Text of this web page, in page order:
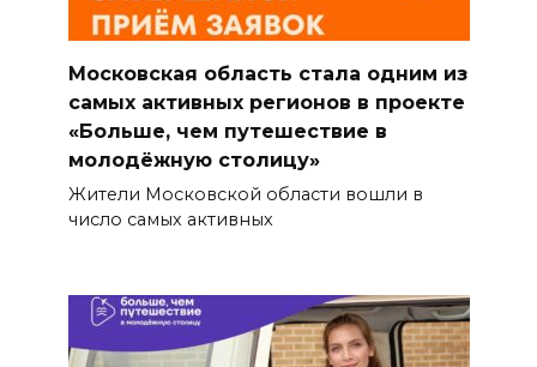
Московская область стала одним из
самых активных регионов в проекте
«Больше, чем путешествие в
молодёжную столицу»
Жители Московской области вошли в
число самых активных